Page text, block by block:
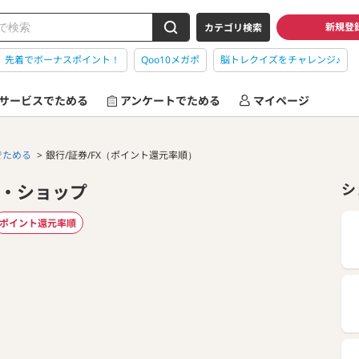
カテゴリ検索 新規登
先着でボーナスポイント！ Qoo10メガポ 脳トレクイズをチャレンジ♪
ービスでためる アンケートでためる マイページ
める 銀行/証券/FX（ポイント還元率順）
ショップ
ポイント還元率順